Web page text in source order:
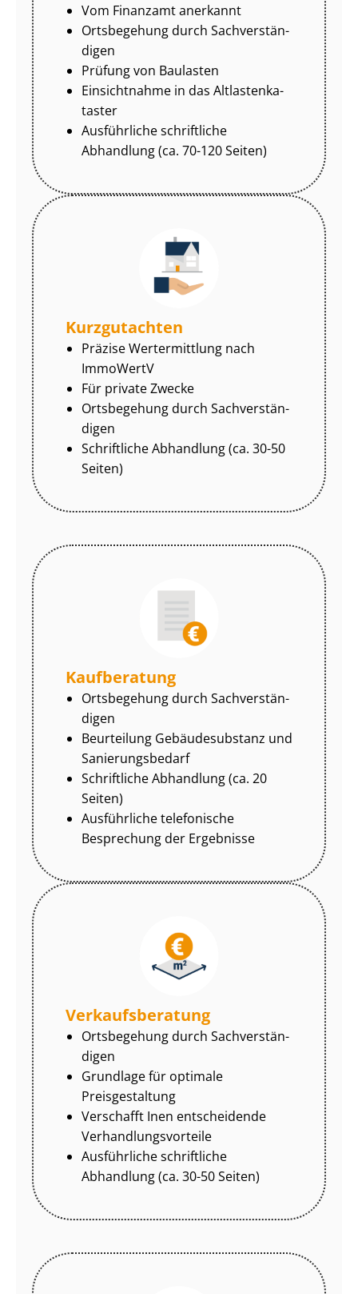
Vom Finanzamt anerkannt
Ortsbegehung durch Sach­ver­stän­
di­gen
Prüfung von Baulasten
Einsichtnahme in das Alt­las­ten­ka­
tas­ter
Ausführliche schriftliche
Abhandlung (ca. 70-120 Seiten)
Kurzgutachten
Präzise Wertermittlung nach
ImmoWertV
Für private Zwecke
Ortsbegehung durch Sach­ver­stän­
di­gen
Schriftliche Abhandlung (ca. 30-50
Seiten)
Kaufberatung
Ortsbegehung durch Sach­ver­stän­
di­gen
Beurteilung Gebäudesubstanz und
Sa­nie­rungs­be­darf
Schriftliche Abhandlung (ca. 20
Seiten)
Ausführliche telefonische
Besprechung der Ergebnisse
Ver­kaufs­be­ra­tung
Ortsbegehung durch Sach­ver­stän­
di­gen
Grundlage für optimale
Preisgestaltung
Verschafft Inen entscheidende
Ver­hand­lungs­vor­tei­le
Ausführliche schriftliche
Abhandlung (ca. 30-50 Seiten)